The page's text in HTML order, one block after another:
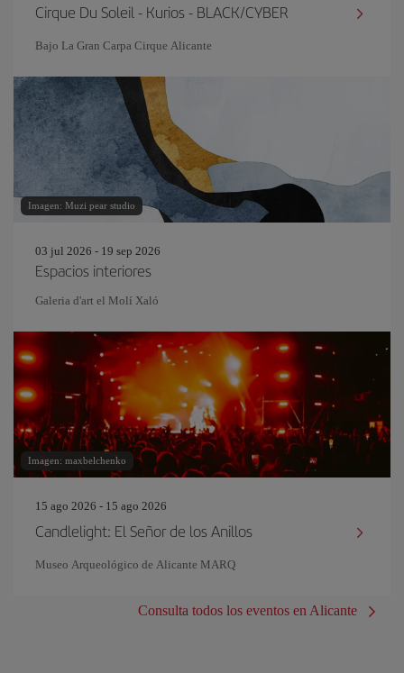
Cirque Du Soleil - Kurios - BLACK/CYBER
Bajo La Gran Carpa Cirque Alicante
Imagen: Muzi pear studio
03 jul 2026 - 19 sep 2026
Espacios interiores
Galeria d'art el Molí Xaló
Imagen: maxbelchenko
15 ago 2026 - 15 ago 2026
Candlelight: El Señor de los Anillos
Museo Arqueológico de Alicante MARQ
Consulta todos los eventos en Alicante